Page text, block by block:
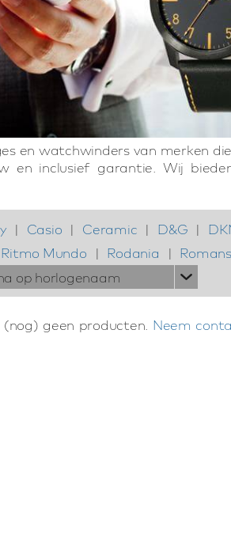
en watchwinders van merken
en inclusief garantie. Wij
| Casio | Ceramic | D&G |
Ritmo Mundo | Rodania |
op horlogenaam
geen producten. Neem